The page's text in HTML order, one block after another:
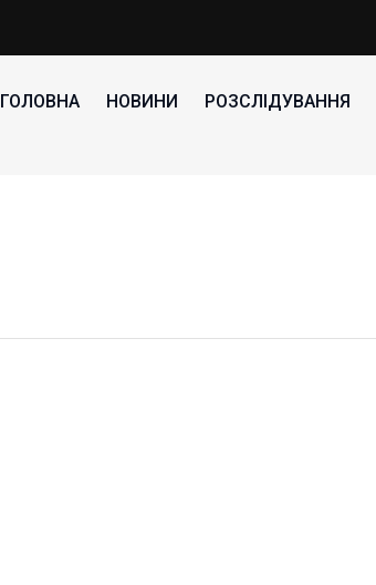
ГОЛОВНА НОВИНИ РОЗСЛІДУВАННЯ